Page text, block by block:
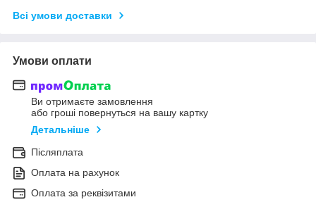
Всі умови доставки
Умови оплати
Ви отримаєте замовлення
або гроші повернуться на вашу картку
Детальніше
Післяплата
Оплата на рахунок
Оплата за реквізитами